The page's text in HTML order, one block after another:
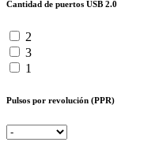
Cantidad de puertos USB 2.0
2
3
1
Pulsos por revolución (PPR)